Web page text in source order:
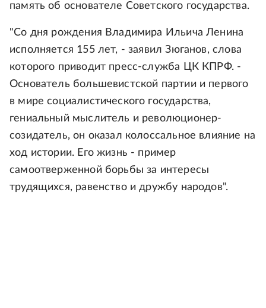
память об основателе Советского государства.
"Со дня рождения Владимира Ильича Ленина
исполняется 155 лет, - заявил Зюганов, слова
которого приводит пресс-служба ЦК КПРФ. -
Основатель большевистской партии и первого
в мире социалистического государства,
гениальный мыслитель и революционер-
созидатель, он оказал колоссальное влияние на
ход истории. Его жизнь - пример
самоотверженной борьбы за интересы
трудящихся, равенство и дружбу народов".